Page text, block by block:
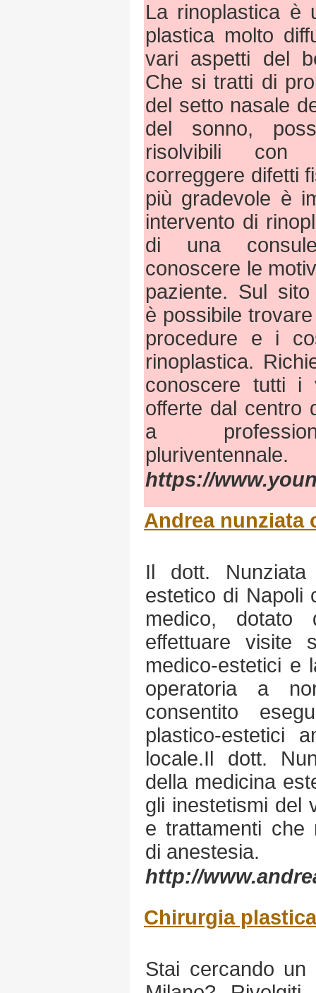
La rinoplastica è
plastica molto
vari aspetti del
Che si tratti di
del setto nasale
del sonno,
risolvibili con
correggere difetti
più gradevole è
intervento di
di una
conoscere le
paziente. Sul sito
è possibile
procedure e i
rinoplastica.
conoscere tutti i
offerte dal centro
a
pluriventennale.
https://
Andrea nunziata
Il dott.
estetico di Napoli
medico, dotato
effettuare visite
medico-estetici e
operatoria a
consentito
plastico-estetici
locale.Il dott.
della medicina
gli inestetismi del
e trattamenti che
di anestesia.
http://
Chirurgia
Stai cercando